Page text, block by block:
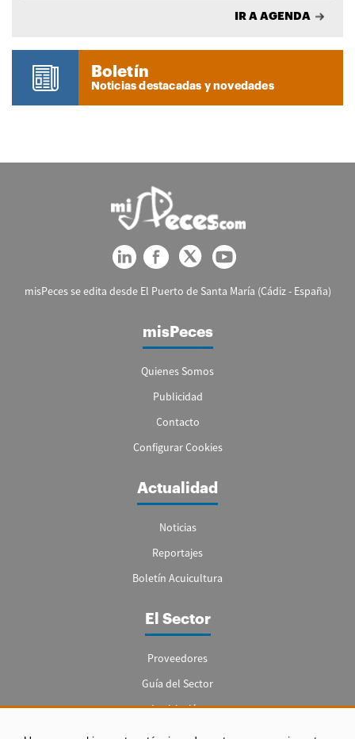
IR A AGENDA
Boletín
Noticias destacadas y novedades
misPeces se edita desde El Puerto de Santa María (Cádiz - España)
misPeces
Quienes Somos
Publicidad
Contacto
Configurar Cookies
Actualidad
Noticias
Reportajes
Boletín Acuicultura
El Sector
Proveedores
Guía del Sector
Legislación
Empleo